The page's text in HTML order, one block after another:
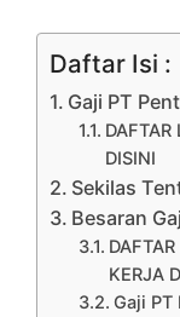
Daftar Isi :
Gaji PT
DISINI
Sekilas
Besaran
KERJA
Gaji PT